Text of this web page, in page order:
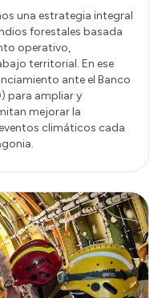
una estrategia integral
forestales basada
operativo,
territorial. En ese
ante el Banco
para ampliar y
mejorar la
climáticos cada